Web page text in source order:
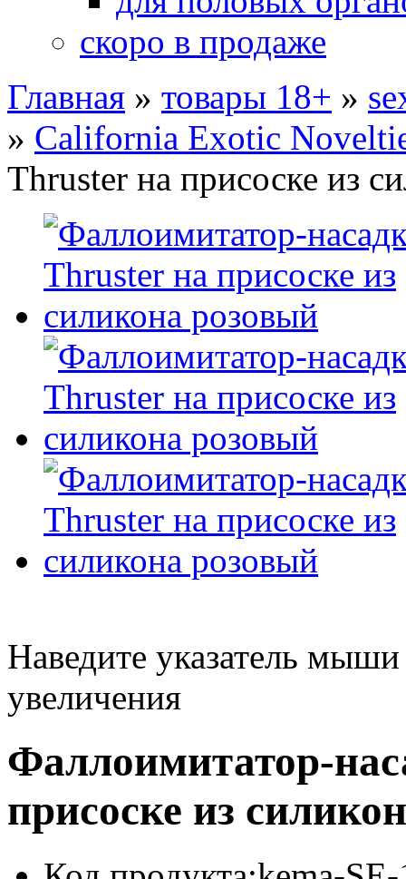
скоро в продаже
Главная » товары 18+ »
» California Exotic
Thruster на присоске из
Наведите указатель
увеличения
Фаллоимитатор-
присоске из